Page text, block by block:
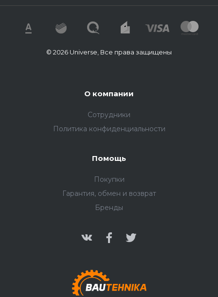
© 2026 Universe, Все права защищены
О компании
Сотрудники
Политика конфиденциальности
Помощь
Покупки
Гарантия, обмен и возврат
Бренды